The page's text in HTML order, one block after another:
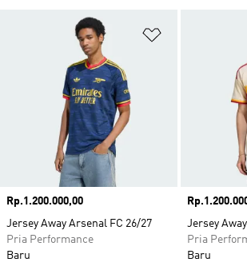
Tambahkan
Harga
Rp.1.200.000,00
Jersey Away Arsenal FC 26/27
Pria Performance
Baru
Harga
Jersey
Pria
Baru